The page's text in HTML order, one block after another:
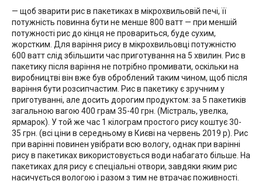
— щоб зварити рис в пакетиках в мікрохвильовій печі, її
потужність повинна бути не менше 800 ватт — при меншій
потужності рис до кінця не провариться, буде сухим,
жорстким. Для варіння рису в мікрохвильовці потужністю
600 ватт слід збільшити час приготування на 5 хвилин. Рис в
пакетику після варіння не потрібно промивати, оскільки на
виробництві він вже був оброблений таким чином, щоб після
варіння бути розсипчастим. Рис в пакетику є зручним у
приготуванні, але досить дорогим продуктом: за 5 пакетиків
загальною вагою 400 грам 35-40 грн. (Містраль, увелка,
ярмарок). У той же час 1 кілограм простого рису коштує 30-
35 грн. (всі ціни в середньому в Києві на червень 2019 р). Рис
при варінні повинен увібрати всю вологу, однак при варінні
рису в пакетиках використовується води набагато більше. На
пакетиках для рису є спеціальні отвори, завдяки яким рис
насичується вологою і разом з тим не втрачає поживності.